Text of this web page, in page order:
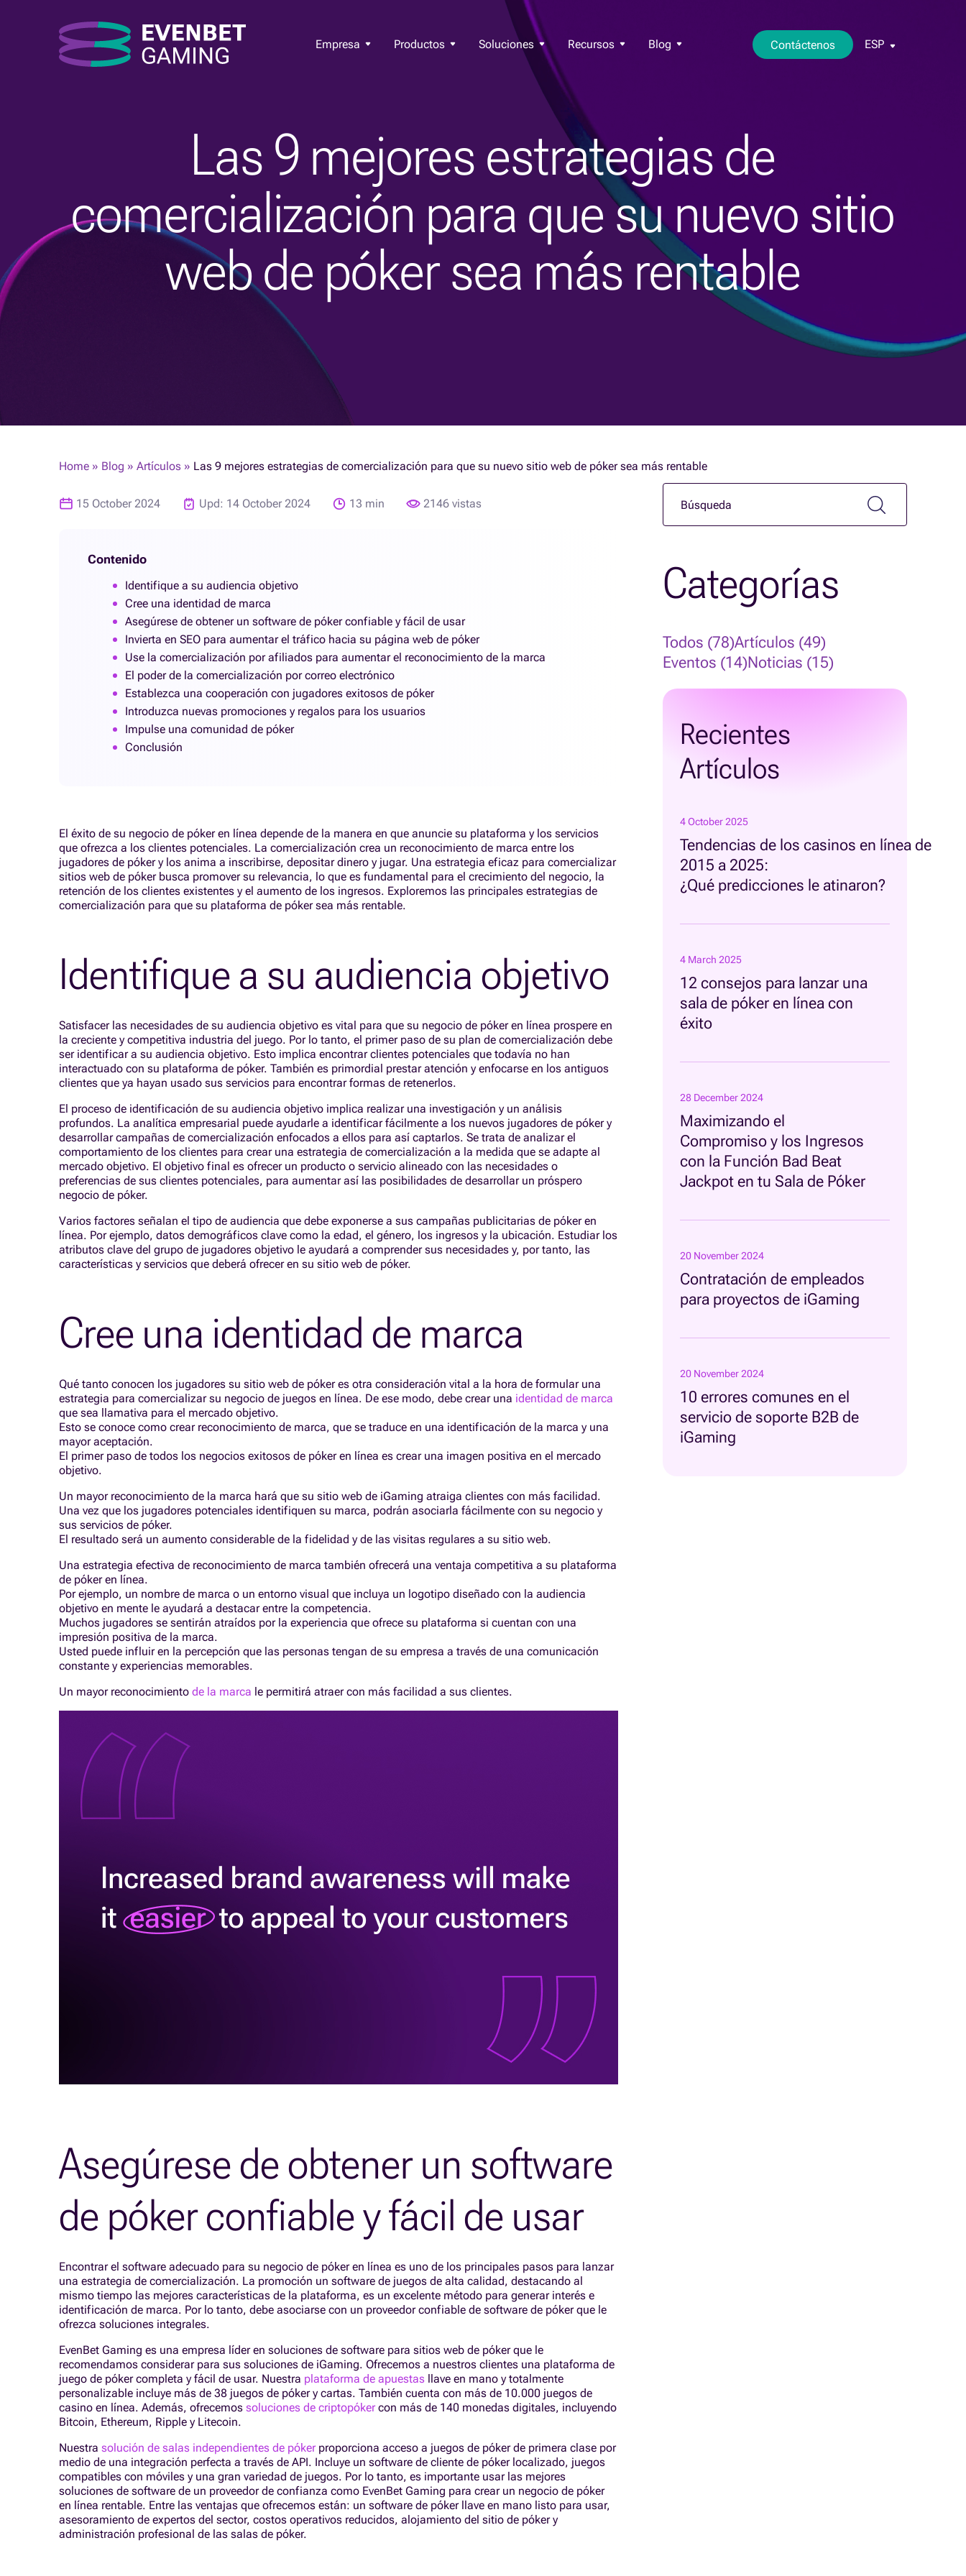
Empresa Productos Soluciones Recursos Blog Contáctenos ESP
Las 9 mejores estrategias de
comercialización para que su nuevo sitio
web de póker sea más rentable
Home » Blog » Artículos » Las 9 mejores estrategias de comercialización para que su nuevo sitio web de póker sea más rentable
15 October 2024 Upd: 14 October 2024 13 min 2146 vistas
Contenido
Identifique a su audiencia objetivo
Cree una identidad de marca
Asegúrese de obtener un software de póker confiable y fácil de usar
Invierta en SEO para aumentar el tráfico hacia su página web de póker
Use la comercialización por afiliados para aumentar el reconocimiento de la marca
El poder de la comercialización por correo electrónico
Establezca una cooperación con jugadores exitosos de póker
Introduzca nuevas promociones y regalos para los usuarios
Impulse una comunidad de póker
Conclusión
El éxito de su negocio de póker en línea depende de la manera en que anuncie su plataforma y los servicios
que ofrezca a los clientes potenciales. La comercialización crea un reconocimiento de marca entre los
jugadores de póker y los anima a inscribirse, depositar dinero y jugar. Una estrategia eficaz para comercializar
sitios web de póker busca promover su relevancia, lo que es fundamental para el crecimiento del negocio, la
retención de los clientes existentes y el aumento de los ingresos. Exploremos las principales estrategias de
comercialización para que su plataforma de póker sea más rentable.
Identifique a su audiencia objetivo
Satisfacer las necesidades de su audiencia objetivo es vital para que su negocio de póker en línea prospere en
la creciente y competitiva industria del juego. Por lo tanto, el primer paso de su plan de comercialización debe
ser identificar a su audiencia objetivo. Esto implica encontrar clientes potenciales que todavía no han
interactuado con su plataforma de póker. También es primordial prestar atención y enfocarse en los antiguos
clientes que ya hayan usado sus servicios para encontrar formas de retenerlos.
El proceso de identificación de su audiencia objetivo implica realizar una investigación y un análisis
profundos. La analítica empresarial puede ayudarle a identificar fácilmente a los nuevos jugadores de póker y
desarrollar campañas de comercialización enfocados a ellos para así captarlos. Se trata de analizar el
comportamiento de los clientes para crear una estrategia de comercialización a la medida que se adapte al
mercado objetivo. El objetivo final es ofrecer un producto o servicio alineado con las necesidades o
preferencias de sus clientes potenciales, para aumentar así las posibilidades de desarrollar un próspero
negocio de póker.
Varios factores señalan el tipo de audiencia que debe exponerse a sus campañas publicitarias de póker en
línea. Por ejemplo, datos demográficos clave como la edad, el género, los ingresos y la ubicación. Estudiar los
atributos clave del grupo de jugadores objetivo le ayudará a comprender sus necesidades y, por tanto, las
características y servicios que deberá ofrecer en su sitio web de póker.
Cree una identidad de marca
Qué tanto conocen los jugadores su sitio web de póker es otra consideración vital a la hora de formular una
estrategia para comercializar su negocio de juegos en línea. De ese modo, debe crear una identidad de marca
que sea llamativa para el mercado objetivo.
Esto se conoce como crear reconocimiento de marca, que se traduce en una identificación de la marca y una
mayor aceptación.
El primer paso de todos los negocios exitosos de póker en línea es crear una imagen positiva en el mercado
objetivo.
Un mayor reconocimiento de la marca hará que su sitio web de iGaming atraiga clientes con más facilidad.
Una vez que los jugadores potenciales identifiquen su marca, podrán asociarla fácilmente con su negocio y
sus servicios de póker.
El resultado será un aumento considerable de la fidelidad y de las visitas regulares a su sitio web.
Una estrategia efectiva de reconocimiento de marca también ofrecerá una ventaja competitiva a su plataforma
de póker en línea.
Por ejemplo, un nombre de marca o un entorno visual que incluya un logotipo diseñado con la audiencia
objetivo en mente le ayudará a destacar entre la competencia.
Muchos jugadores se sentirán atraídos por la experiencia que ofrece su plataforma si cuentan con una
impresión positiva de la marca.
Usted puede influir en la percepción que las personas tengan de su empresa a través de una comunicación
constante y experiencias memorables.
Un mayor reconocimiento de la marca le permitirá atraer con más facilidad a sus clientes.
Asegúrese de obtener un software
de póker confiable y fácil de usar
Encontrar el software adecuado para su negocio de póker en línea es uno de los principales pasos para lanzar
una estrategia de comercialización. La promoción un software de juegos de alta calidad, destacando al
mismo tiempo las mejores características de la plataforma, es un excelente método para generar interés e
identificación de marca. Por lo tanto, debe asociarse con un proveedor confiable de software de póker que le
ofrezca soluciones integrales.
EvenBet Gaming es una empresa líder en soluciones de software para sitios web de póker que le
recomendamos considerar para sus soluciones de iGaming. Ofrecemos a nuestros clientes una plataforma de
juego de póker completa y fácil de usar. Nuestra plataforma de apuestas llave en mano y totalmente
personalizable incluye más de 38 juegos de póker y cartas. También cuenta con más de 10.000 juegos de
casino en línea. Además, ofrecemos soluciones de criptopókercon más de 140 monedas digitales, incluyendo
Bitcoin, Ethereum, Ripple y Litecoin.
Nuestra solución de salas independientes de pókerproporciona acceso a juegos de póker de primera clase por
medio de una integración perfecta a través de API. Incluye un software de cliente de póker localizado, juegos
compatibles con móviles y una gran variedad de juegos. Por lo tanto, es importante usar las mejores
soluciones de software de un proveedor de confianza como EvenBet Gaming para crear un negocio de póker
en línea rentable. Entre las ventajas que ofrecemos están: un software de póker llave en mano listo para usar,
asesoramiento de expertos del sector, costos operativos reducidos, alojamiento del sitio de póker y
administración profesional de las salas de póker.
Categorías
Todos (78)Artículos (49)
Eventos (14)Noticias (15)
Recientes
Artículos
4 October 2025
Tendencias de los casinos en línea de
2015 a 2025:
¿Qué predicciones le atinaron?
4 March 2025
12 consejos para lanzar una
sala de póker en línea con
éxito
28 December 2024
Maximizando el
Compromiso y los Ingresos
con la Función Bad Beat
Jackpot en tu Sala de Póker
20 November 2024
Contratación de empleados
para proyectos de iGaming
20 November 2024
10 errores comunes en el
servicio de soporte B2B de
iGaming